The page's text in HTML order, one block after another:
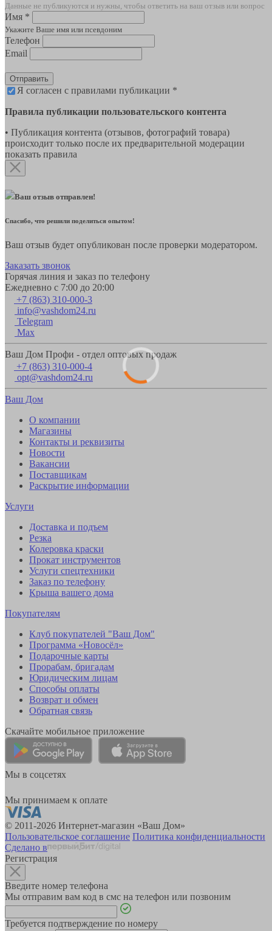
Данные не публикуются и нужны, чтобы ответить на ваш отзыв или вопрос
Имя *
Укажите Ваше имя или псевдоним
Телефон
Email
Отправить
Я согласен с правилами публикации *
Правила публикации пользовательского контента
• Публикация контента (отзывов, фотографий товара)
происходит только после их предварительной модерации
показать правила
Ваш отзыв отправлен!
Спасибо, что решили поделиться опытом!
Ваш отзыв будет опубликован после проверки модератором.
Заказать звонок
Горячая линия и заказ по телефону
Ежедневно с 7:00 до 20:00
+7 (863) 310-000-3
info@vashdom24.ru
Telegram
Max
Ваш Дом Профи - отдел оптовых продаж
+7 (863) 310-000-4
opt@vashdom24.ru
Ваш Дом
О компании
Магазины
Контакты и реквизиты
Новости
Вакансии
Поставщикам
Раскрытие информации
Услуги
Доставка и подъем
Резка
Колеровка краски
Прокат инструментов
Услуги спецтехники
Заказ по телефону
Крыша вашего дома
Покупателям
Клуб покупателей "Ваш Дом"
Программа «Новосёл»
Подарочные карты
Прорабам, бригадам
Юридическим лицам
Способы оплаты
Возврат и обмен
Обратная связь
Скачайте мобильное приложение
Мы в соцсетях
Мы принимаем к оплате
© 2011-2026 Интернет-магазин «Ваш Дом»
Пользовательское соглашение Политика конфиденциальности
Сделано в
Регистрация
Введите номер телефона
Мы отправим вам код в смс на телефон или позвоним
Требуется подтверждение по номеру